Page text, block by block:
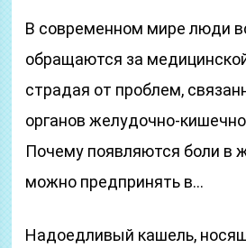
В современном мире люди
обращаются за
страдая от проблем,
органов желудочно-
Почему появляются боли в
можно предпринять в…
Надоедливый кашель,